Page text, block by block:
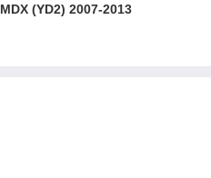
MDX (YD2) 2007-2013